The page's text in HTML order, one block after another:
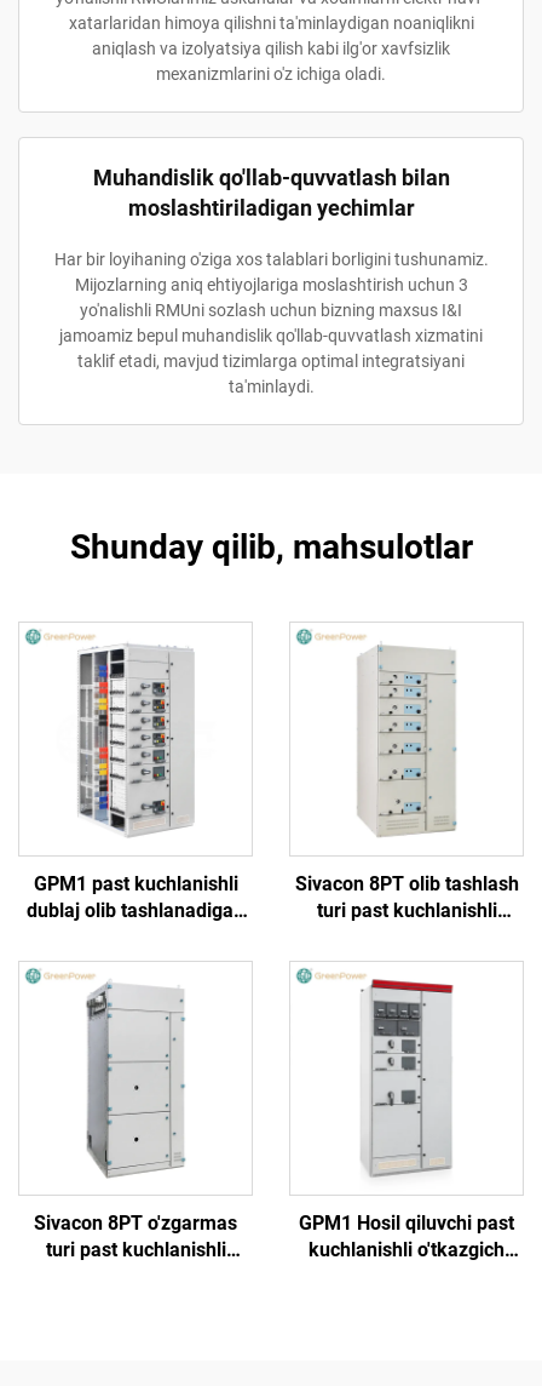
xatarlaridan himoya qilishni ta'minlaydigan noaniqlikni
aniqlash va izolyatsiya qilish kabi ilg'or xavfsizlik
mexanizmlarini o'z ichiga oladi.
Muhandislik qo'llab-quvvatlash bilan
moslashtiriladigan yechimlar
Har bir loyihaning o'ziga xos talablari borligini tushunamiz.
Mijozlarning aniq ehtiyojlariga moslashtirish uchun 3
yo'nalishli RMUni sozlash uchun bizning maxsus I&I
jamoamiz bepul muhandislik qo'llab-quvvatlash xizmatini
taklif etadi, mavjud tizimlarga optimal integratsiyani
ta'minlaydi.
Shunday qilib, mahsulotlar
GPM1 past kuchlanishli
dublaj olib tashlanadigan
Sivacon 8PT olib tashlash
turi past kuchlanishli
Sivacon 8PT o'zgarmas
turi past kuchlanishli
GPM1 Hosil qiluvchi past
kuchlanishli o'tkazgich